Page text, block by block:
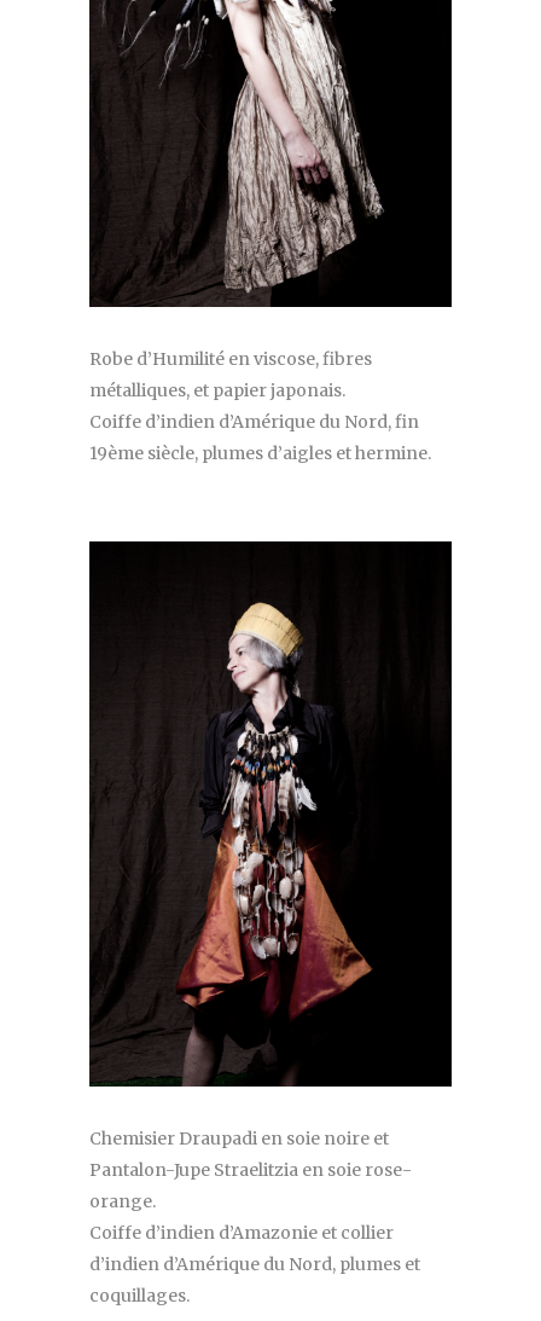
Robe d’Humilité en viscose, fibres
métalliques, et papier japonais.
Coiffe d’indien d’Amérique du Nord, fin
19ème siècle, plumes d’aigles et hermine.
Chemisier Draupadi en soie noire et
Pantalon-Jupe Straelitzia en soie rose-
orange.
Coiffe d’indien d’Amazonie et collier
d’indien d’Amérique du Nord, plumes et
coquillages.